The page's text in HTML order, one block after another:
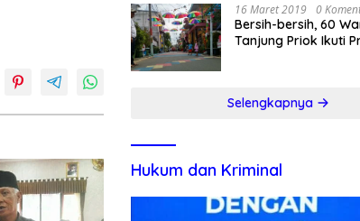
16 Maret 2019 0
Bersih-bersih, 60
Tanjung Priok Ikuti
Selengkapnya
Hukum dan Kriminal